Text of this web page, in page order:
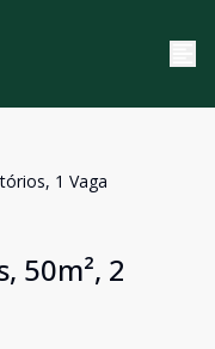
1 Vaga
50m², 2